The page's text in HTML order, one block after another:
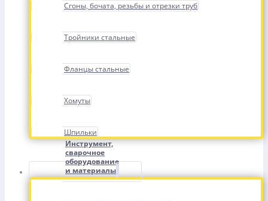
Сгоны, бочата, резьбы и отрезки труб
Тройники стальные
Фланцы стальные
Хомуты
Шпильки
Инструмент,
сварочное
оборудование
и материалы